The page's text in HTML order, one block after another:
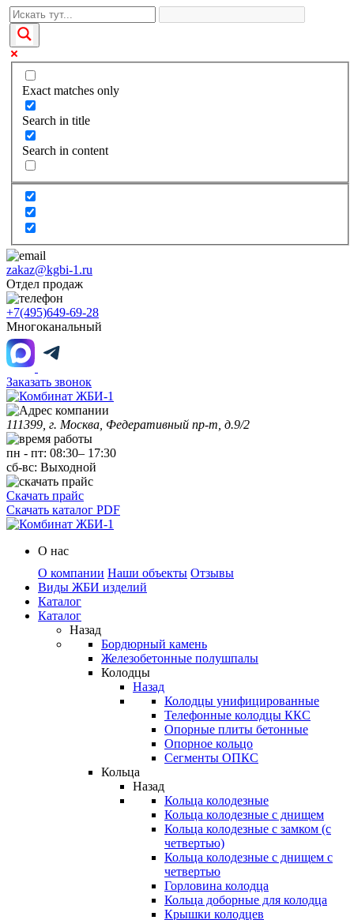
Exact matches only
Search in title
Search in content
zakaz@kgbi-1.ru
Отдел продаж
+7(495)649-69-28
Многоканальный
Заказать звонок
111399, г. Москва, Федеративный пр-т, д.9/2
пн - пт: 08:30– 17:30
сб-вс: Выходной
Скачать прайс
Скачать каталог PDF
О нас
О компании Наши объекты Отзывы
Виды ЖБИ изделий
Каталог
Каталог
Назад
Бордюрный камень
Железобетонные полушпалы
Колодцы
Назад
Колодцы унифицированные
Телефонные колодцы ККС
Опорные плиты бетонные
Опорное кольцо
Сегменты ОПКС
Кольца
Назад
Кольца колодезные
Кольца колодезные с днищем
Кольца колодезные с замком (с
четвертью)
Кольца колодезные с днищем с
четвертью
Горловина колодца
Кольца доборные для колодца
Крышки колодцев